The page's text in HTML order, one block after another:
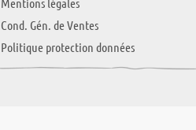
Cond. Gén. de Ventes
Politique protection données